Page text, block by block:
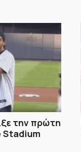
την πρώτη
Stadium